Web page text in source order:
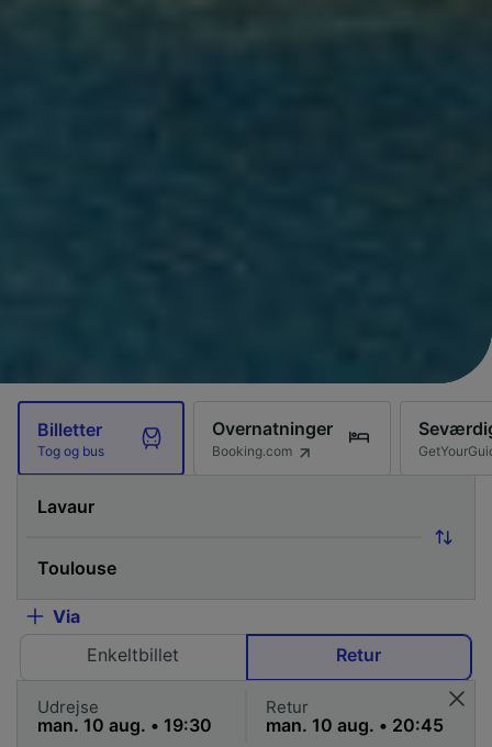
Billetter
Tog og bus
Overnatninger
Booking.com
Via
Enkeltbillet
Retur
Udrejse Retur